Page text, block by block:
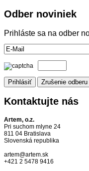
Odber noviniek
Prihláste sa na odber
Kontaktujte nás
Artem, o.z.
Pri suchom mlyne 24
811 04 Bratislava
Slovenská republika
artem@artem.sk
+421 2 5478 9416